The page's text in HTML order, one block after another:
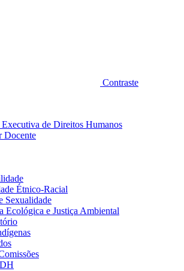
Contraste
de Direitos Humanos
Docente
Étnico-Racial
Sexualidade
Ecológica e Justiça Ambiental